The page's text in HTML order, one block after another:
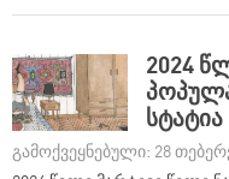
2024
სტატია
გამოქვეყნებული: 28